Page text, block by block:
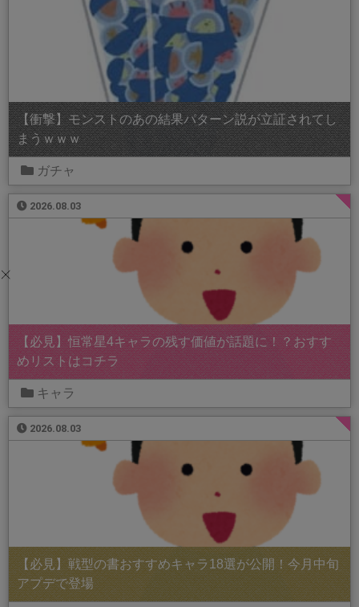
【衝撃】モンストのあの結果パターン説が立証されてし
まうｗｗｗ
ガチャ
2026.08.03
【必見】恒常星4キャラの残す価値が話題に！？おすす
めリストはコチラ
キャラ
2026.08.03
【必見】戦型の書おすすめキャラ18選が公開！今月中旬
アプデで登場